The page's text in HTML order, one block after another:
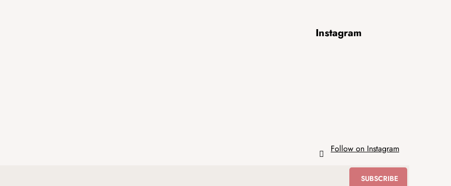
Instagram
Follow on Instagram
SUBSCRIBE